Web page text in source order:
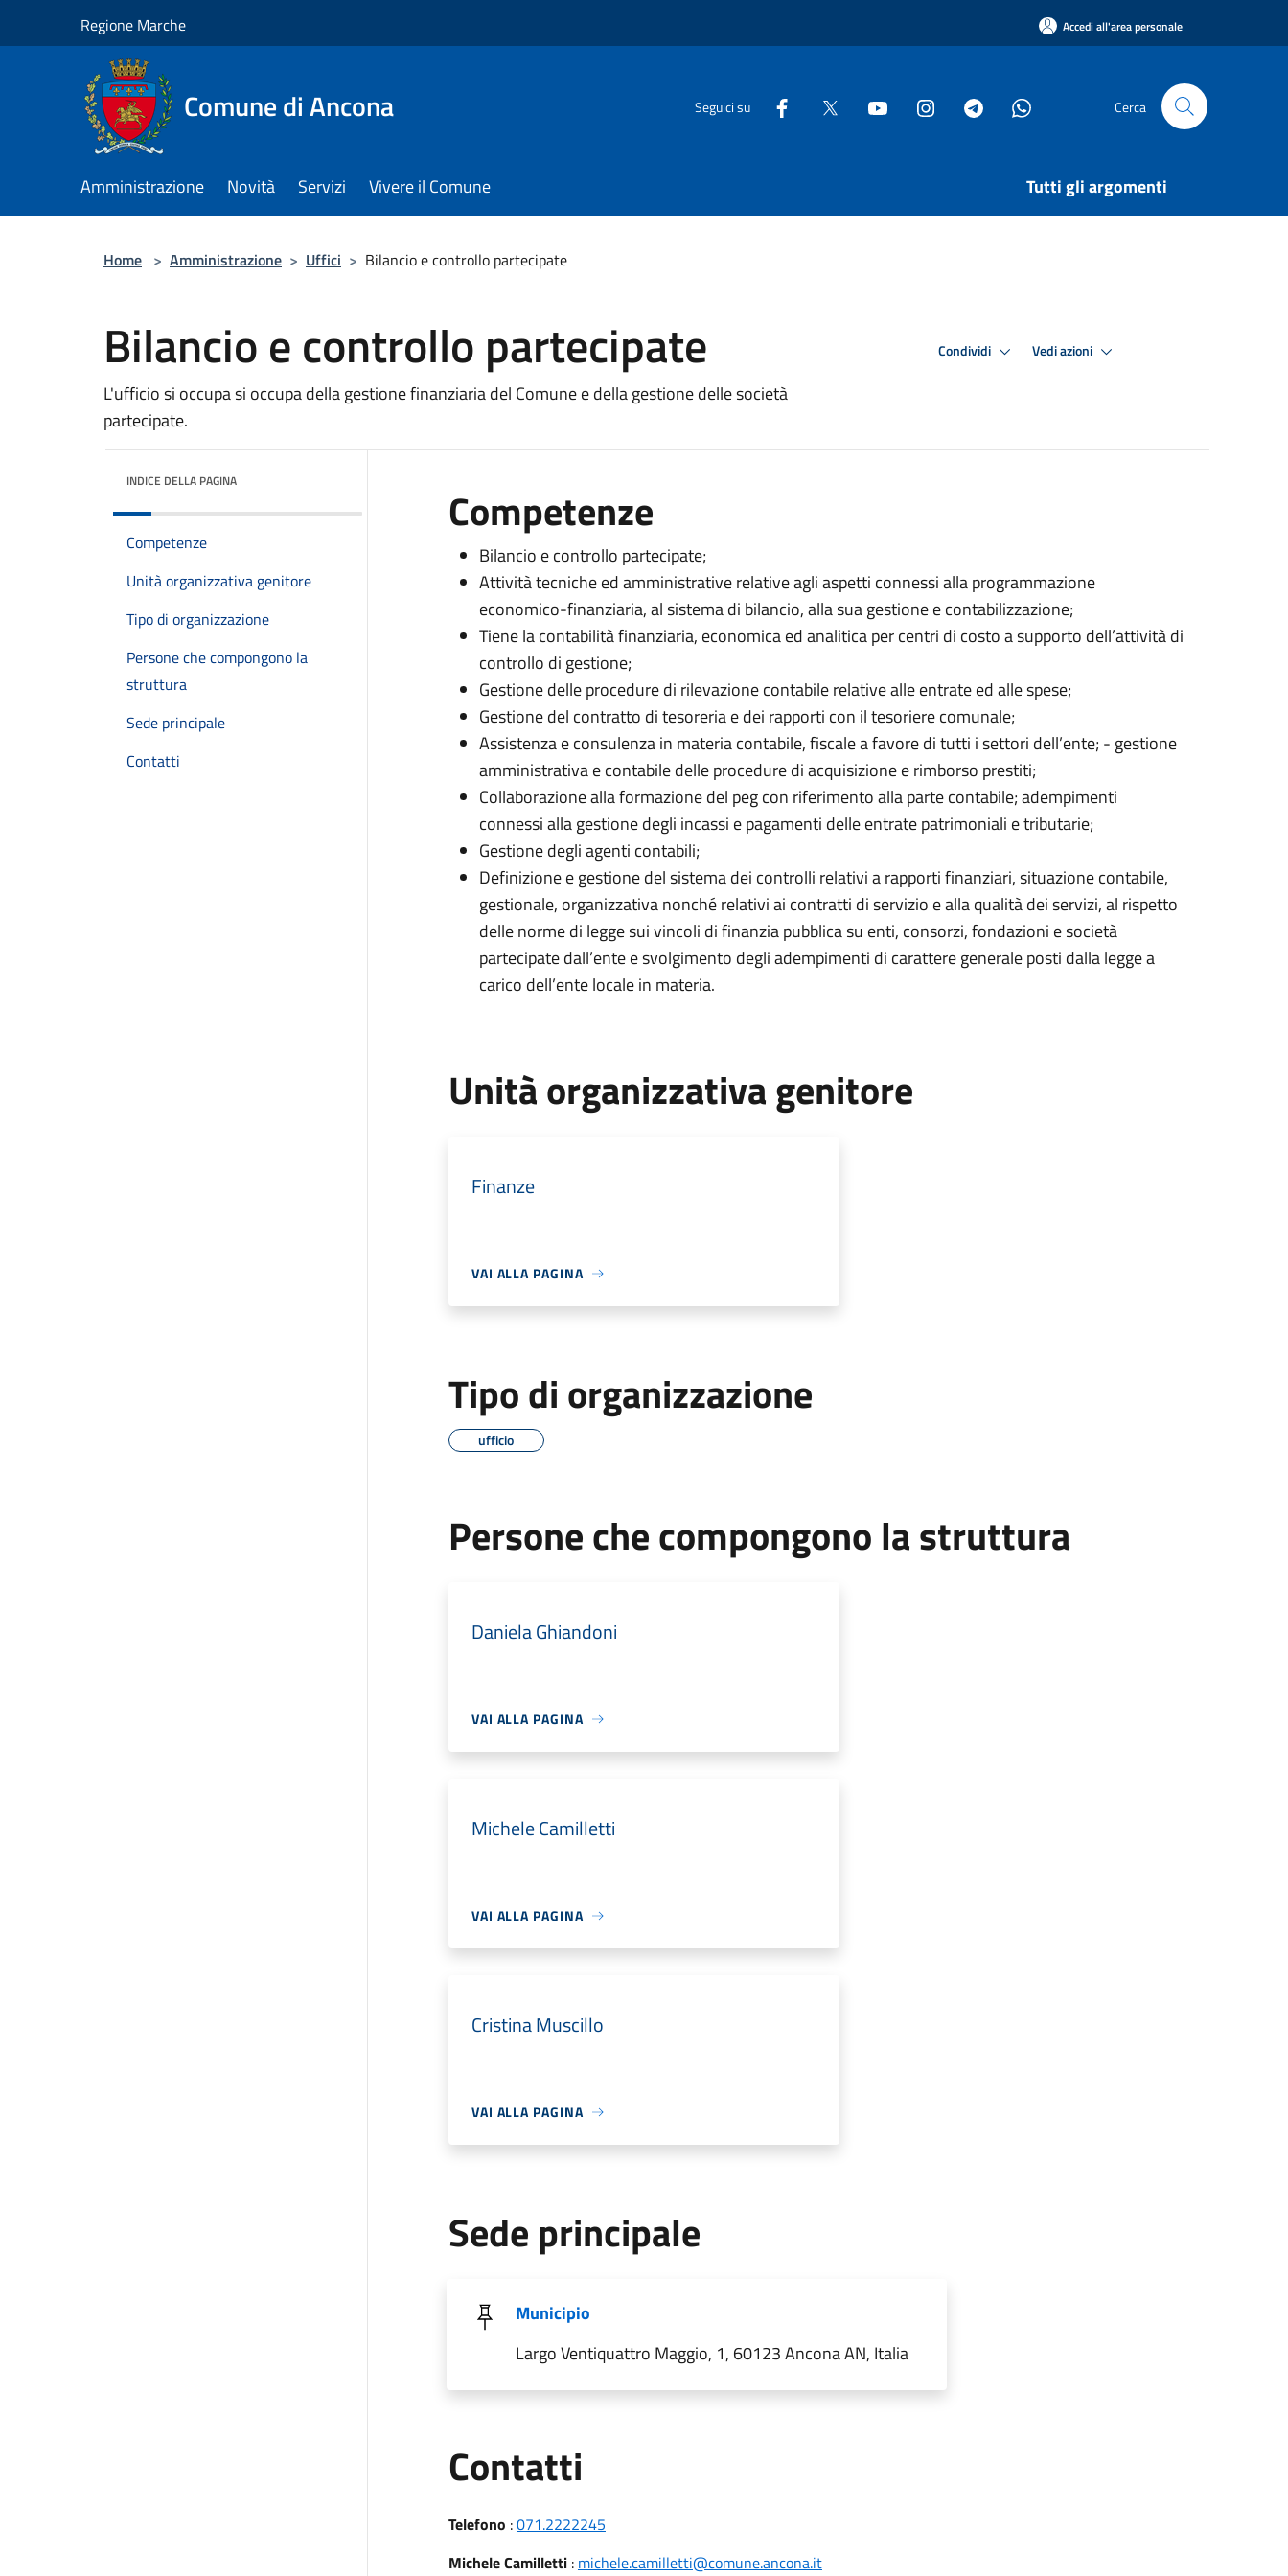
Regione Marche Accedi all'area personale
Comune di Ancona Seguici su Cerca
Amministrazione Novità Servizi Vivere il Comune Tutti gli argomenti
Home > Amministrazione > Uffici > Bilancio e controllo partecipate
Bilancio e controllo partecipate
L'ufficio si occupa si occupa della gestione finanziaria del Comune e della gestione delle società
partecipate.
Condividi Vedi azioni
INDICE DELLA PAGINA
Competenze
Unità organizzativa genitore
Tipo di organizzazione
Persone che compongono la
struttura
Sede principale
Contatti
Competenze
Bilancio e controllo partecipate;
Attività tecniche ed amministrative relative agli aspetti connessi alla programmazione
economico-finanziaria, al sistema di bilancio, alla sua gestione e contabilizzazione;
Tiene la contabilità finanziaria, economica ed analitica per centri di costo a supporto dell’attività di
controllo di gestione;
Gestione delle procedure di rilevazione contabile relative alle entrate ed alle spese;
Gestione del contratto di tesoreria e dei rapporti con il tesoriere comunale;
Assistenza e consulenza in materia contabile, fiscale a favore di tutti i settori dell’ente; - gestione
amministrativa e contabile delle procedure di acquisizione e rimborso prestiti;
Collaborazione alla formazione del peg con riferimento alla parte contabile; adempimenti
connessi alla gestione degli incassi e pagamenti delle entrate patrimoniali e tributarie;
Gestione degli agenti contabili;
Definizione e gestione del sistema dei controlli relativi a rapporti finanziari, situazione contabile,
gestionale, organizzativa nonché relativi ai contratti di servizio e alla qualità dei servizi, al rispetto
delle norme di legge sui vincoli di finanzia pubblica su enti, consorzi, fondazioni e società
partecipate dall’ente e svolgimento degli adempimenti di carattere generale posti dalla legge a
carico dell’ente locale in materia.
Unità organizzativa genitore
Finanze
VAI ALLA PAGINA
Tipo di organizzazione
ufficio
Persone che compongono la struttura
Daniela Ghiandoni
VAI ALLA PAGINA
Michele Camilletti
VAI ALLA PAGINA
Cristina Muscillo
VAI ALLA PAGINA
Sede principale
Municipio
Largo Ventiquattro Maggio, 1, 60123 Ancona AN, Italia
Contatti
Telefono :071.2222245
Michele Camilletti: michele.camilletti@comune.ancona.it